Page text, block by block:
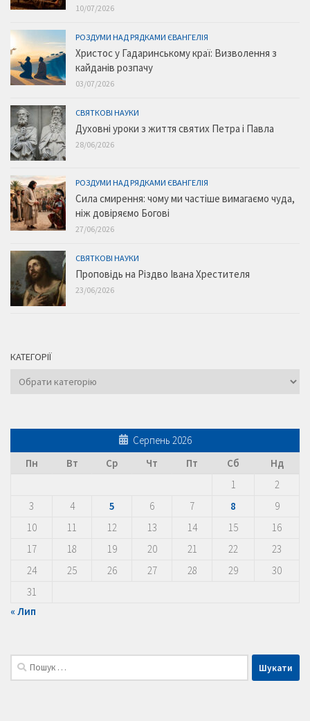
10/07/2026
РОЗДУМИ НАД РЯДКАМИ ЄВАНГЕЛІЯ
Христос у Гадаринському краї: Визволення з
кайданів розпачу
03/07/2026
СВЯТКОВІ НАУКИ
Духовні уроки з життя святих Петра і Павла
28/06/2026
РОЗДУМИ НАД РЯДКАМИ ЄВАНГЕЛІЯ
Сила смирення: чому ми частіше вимагаємо чуда,
ніж довіряємо Богові
27/06/2026
СВЯТКОВІ НАУКИ
Проповідь на Різдво Івана Хрестителя
23/06/2026
КАТЕГОРІЇ
Категорії
Серпень 2026
Пн
Вт Ср Чт Пт Сб
Нд
1
2
3
4 5 6 7 8
9
10
11 12 13 14 15
16
17
18 19 20 21 22
23
24
25 26 27 28 29
30
31
« Лип
Пошук: